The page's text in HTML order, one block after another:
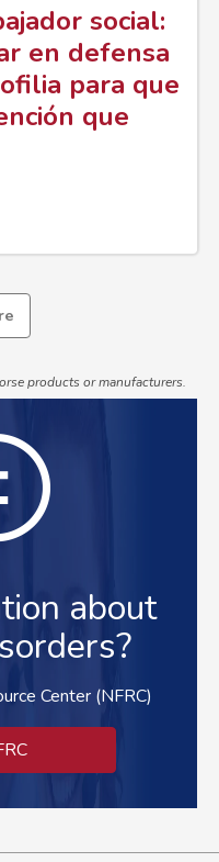
social:
en defensa
para que
que
products or manufacturers.
about
Center (NFRC)